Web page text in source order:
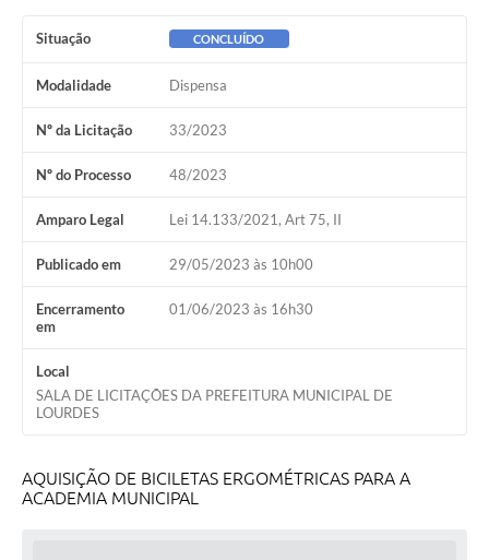
Ouvidoria
Holerite online
A Prefeitura
Meio Ambiente
PPA
SIAFIC
Transparência
COMUS
Cadastro usuários de transporte para Trabalho
Arquivos para Download
Cadastro para Estágio
Situação CONCLUÍDO
Modalidade Dispensa
Nº da Licitação 33/2023
Nº do Processo 48/2023
Amparo Legal Lei 14.133/2021, Art 75, II
Publicado em 29/05/2023 às 10h00
Encerramento
em
01/06/2023 às 16h30
Local
SALA DE LICITAÇÕES DA PREFEITURA MUNICIPAL DE
LOURDES
AQUISIÇÃO DE BICILETAS ERGOMÉTRICAS PARA A
ACADEMIA MUNICIPAL